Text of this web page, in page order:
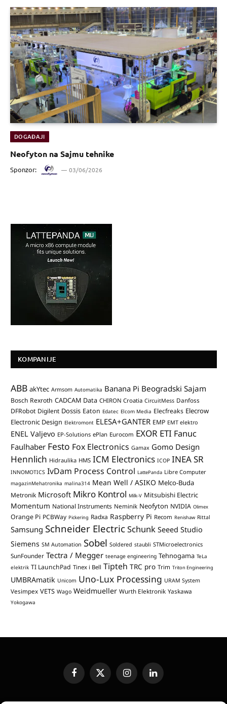
DOGAĐAJI
Neofyton na Sajmu tehnike
Sponzor: 03/06/2026
KOMPANIJE
ABB akYtec Armsom Automatika Banana Pi Beogradski Sajam
Bosch Rexroth CADCAM Data CHIRON Croatia CircuitMess Danfoss
DFRobot Digilent Dossis Eaton Edatec Elcom Media Elecfreaks Elecrow
Electronic Design Elektromont ELESA+GANTER EMP EMT elektro
ENEL Valjevo EP-Solutions ePlan Eurocom EXOR ETI Fanuc
Faulhaber Festo Fox Electronics Gamax Gomo Design
Hennlich Hidraulika HMS ICM Electronics ICOP INEA SR
INNOMOTICS IvDam Process Control LattePanda Libre Computer
magazinMehatronika malina314 Mean Well / ASIKO Melco-Buda
Metronik Microsoft Mikro Kontrol Milk-V Mitsubishi Electric
Momentum National Instruments Neminik Neofyton NVIDIA Olimex
Orange Pi PCBWay Pickering Radxa Raspberry Pi Recom Renishaw Rittal
Samsung Schneider ElectricSchunk Seeed Studio
Siemens SM Automation Sobel Soldered staubli STMicroelectronics
SunFounder Tectra / Megger teenage engineering Tehnogama TeLa
elektrik TI LaunchPad Tinex i Bell Tipteh TRC pro Trim Triton Engineering
UMBRAmatik Unicom Uno-Lux Processing URAM System
Vesimpex VETS Wago Weidmueller Wurth Elektronik Yaskawa
Yokogawa
FacebookX
(Twitter)
InstagramLinkedIn